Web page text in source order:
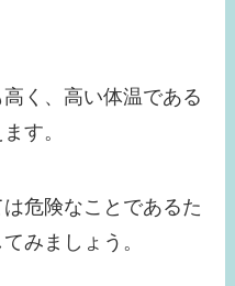
く、高い体温である
す。
危険なことであるた
みましょう。